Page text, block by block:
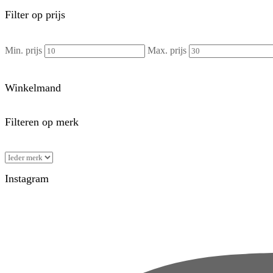
Filter op prijs
Min. prijs Max. prijs
Winkelmand
Filteren op merk
Instagram